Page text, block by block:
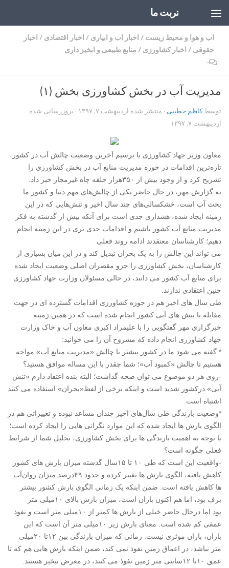
تربت ما
اب و هوا و محیط زیست / اخبار اب و ابیاری / اخبار اقتصادی / اخبار
حقوقی / اخبار کشاورزی / منابع طبیعی و ابخیز داری
۰
مدیریت آب در بخش کشاورزی بخش (۱)
توسطکاظم خطیبی · منتشر شده اردیبهشت ۷, ۱۳۹۷
· بروزرسانی شده
اردیبهشت ۷, ۱۳۹۷
معاون وزیر جهاد کشاورزی با ترسیم آخرین وضعیت چالش آب در کشور،
تازه‌ترین اقدامات در حوزه مدیریت منابع آب در بخش کشاورزی را
تشریح کرد و از وجود بیش از ۳۵۰هزار حلقه چاه غیرمجاز خبر داد.
به گزارش مهر، در حال حاضر یکی از چالش‌های مهم دنیا و کشور ما
بحث آب است، خشکسالی‌های چند سال اخیر و تنش‌هایی که در این
زمینه ایجاد شده، هشداری جدی است برای آنکه بیش از گذشته به فکر
مدیریت منابع آب کشور باشیم و اقدامات جدی تری در این زمینه انجام
دهیم؛ کارشناسان معتقدند ادامه روند فعلی
می تواند این چالش را به یک بحران تبدیل کند و در این میان بسیاری از
کارشناسان، بخش کشاورزی را جزو مقصران اصلی وضعیت ایجاد شده
برای منابع آب کشور می دانند، در حالی مسئولان وزارت جهاد کشاورزی
چنین اعتقادی ندارند.
طی سال های اخیر هم در حوزه کشاورزی اقدامات گسترده ای در جهت
مقابله با تنش های آبی کشور انجام شده است که در همین زمینه
خبرگزاری مهر گفتگویی را با علیمراد اکبری معاون آب و خاک وزارت
جهاد کشاورزی انجام داده که مشروح آن را می خوانید:
* گفته می شود ما در کشور بیشتر با چالش «مدیریت منابع آب» مواجه
هستیم تا چالش «کمبود آب»؛ شما چقدر با این مساله موافق هستید؟
-روی هر دو موضوع می توان صحه گذاشت؛ البته بنده اعتقاد دارم «تنش
آبی» درکشور شدید است و اینکه برخی از لفظ«بحران» استفاده می کنند
اشتباه است.
*وضعیت بارندگی طی سال‌های اخیر چندان مساعد نبوده و تغییراتی هم در
الگوی بارش ها ایجاد شده که این موارد نگرانی هایی را ایجاد کرده است؛
با توجه به اهمیت بارندگی ها برای بخش کشاورزی، تحلیل شما از شرایط
فعلی چگونه است؟
-واقعیت این است که طی ۱۰ تا ۱۵سال گذشته میزان بارش های کشور
کاهش یافته، الگوی بارش ها تغییر کرده و حدود ۴۹درصد میزان روان‌آب
ها کاهش یافته است. ضمن اینکه یک زمانی الگوی بارش کشور بیشتر
برف بود، اما هم اکنون باران است، میزان بارش بالای ۱۰میلی متر
بود اما درحال حاضر خیلی از بارش ها کمتر از ۱۰میلی متر است و نفوذ
عمقی کم شده است. معنای بارش زیر ۱۰میلی متر آن است که این
باران، باران موثری نیست. زمانی که میزان بارندگی بین ۱۲تا ۲۰میلی
متر نباشد، در اعماق زمین نفوذ نمی کند، ضمن اینکه بارش هایی هم که تا
عمق ۱۰تا ۱۲سانتی متر زمین نفوذ می کنند، در معرض تبخیر هستند.